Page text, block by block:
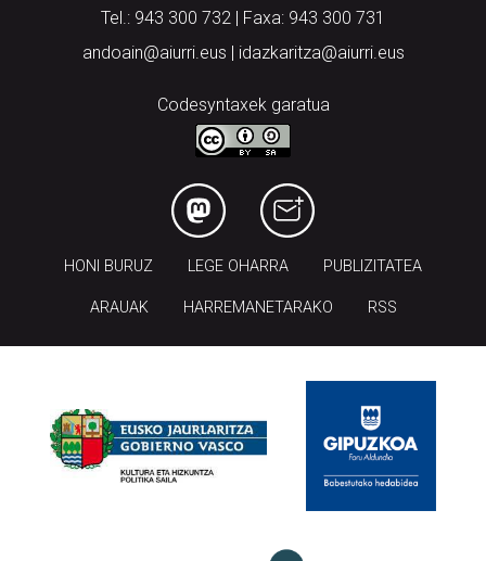
Tel.: 943 300 732 | Faxa: 943 300 731
andoain@aiurri.eus | idazkaritza@aiurri.eus
Codesyntaxek garatua
HONI BURUZ LEGE OHARRA PUBLIZITATEA
ARAUAK HARREMANETARAKO RSS